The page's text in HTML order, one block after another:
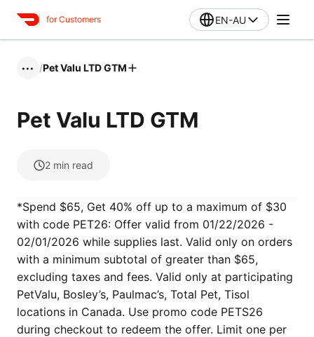
for Customers EN-AU
••• /Pet Valu LTD GTM
Pet Valu LTD GTM
2 min read
*Spend $65, Get 40% off up to a maximum of $30
with code PET26: Offer valid from 01/22/2026 -
02/01/2026 while supplies last. Valid only on orders
with a minimum subtotal of greater than $65,
excluding taxes and fees. Valid only at participating
PetValu, Bosley’s, Paulmac’s, Total Pet, Tisol
locations in Canada. Use promo code PETS26
during checkout to redeem the offer. Limit one per